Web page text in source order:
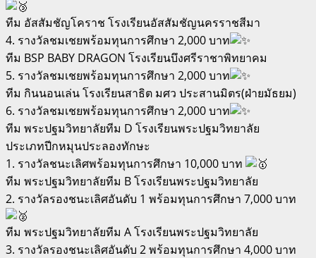
ทีม อัสสัมชัญโคราช โรงเรียนอัสสัมชัญนครราชสีมา
4. รางวัลชมเชยพร้อมทุนการศึกษา 2,000 บาท
ทีม BSP BABY DRAGON โรงเรียนบึงศรีราชาพิทยาคม
5. รางวัลชมเชยพร้อมทุนการศึกษา 2,000 บาท
ทีม กินนอนเล่น โรงเรียนสาธิต มศว ประสานมิตร(ฝ่ายมัธยม)
6. รางวัลชมเชยพร้อมทุนการศึกษา 2,000 บาท
ทีม พระปฐมวิทยาลัยทีม D โรงเรียนพระปฐมวิทยาลัย
ประเภทปีกหมุนประลองทักษะ
1. รางวัลชนะเลิศพร้อมทุนการศึกษา 10,000 บาท
ทีม พระปฐมวิทยาลัยทีม B โรงเรียนพระปฐมวิทยาลัย
2. รางวัลรองชนะเลิศอันดับ 1 พร้อมทุนการศึกษา 7,000 บาท
ทีม พระปฐมวิทยาลัยทีม A โรงเรียนพระปฐมวิทยาลัย
3. รางวัลรองชนะเลิศอันดับ 2 พร้อมทุนการศึกษา 4,000 บาท